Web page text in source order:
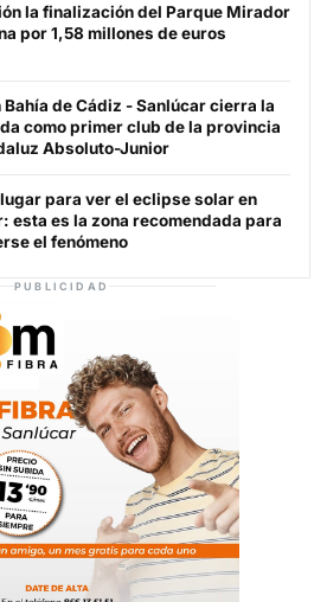
la finalización del Parque Mirador
por 1,58 millones de euros
Bahía de Cádiz - Sanlúcar cierra la
como primer club de la provincia
Absoluto-Junior
para ver el eclipse solar en
esta es la zona recomendada para
el fenómeno
PUBLICIDAD